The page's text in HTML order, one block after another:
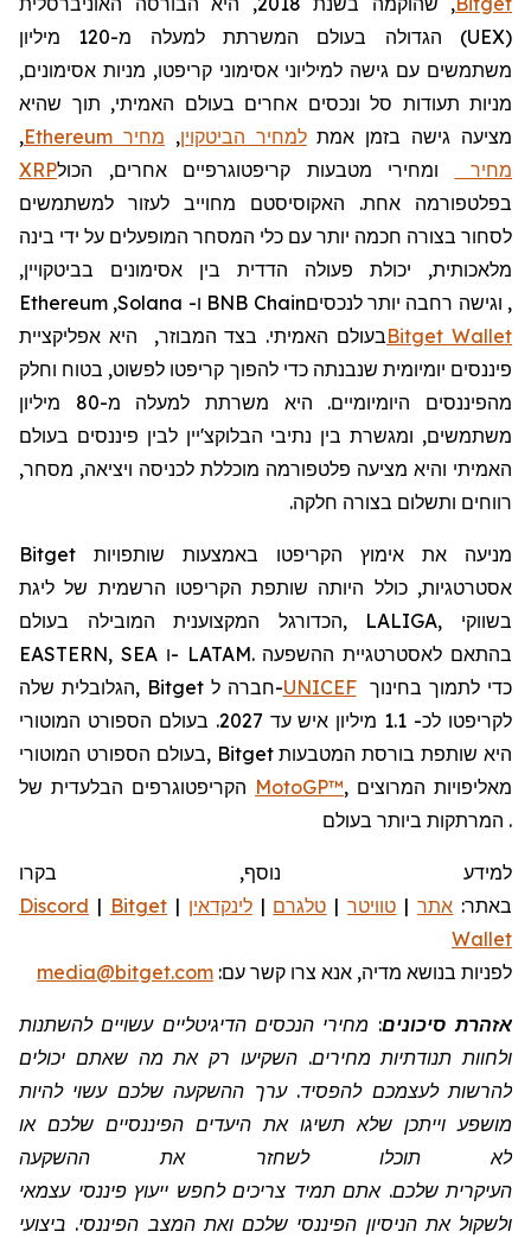
(
UEX
) הגדולה בעולם המשרתת למעלה מ-120
מיליון
משתמשים עם גישה למיליוני אסימוני קריפטו, מניות אסימונים,
מניות תעודות סל ונכסים אחרים בעולם האמיתי, תוך שהיא
מציעה גישה בזמן אמתלמחיר הביטקוין, מחיר Ethereum
,
מחיר
XRPומחירי מטבעות קריפטוגרפיים אחרים, הכול
בפלטפורמה אחת. האקוסיסטם מחוייב לעזור למשתמשים
לסחור בצורה חכמה יותר עם כלי המסחר המופעלים על ידי בינה
מלאכותית, יכולת פעולה הדדית בין אסימונים בביטקויין,
Ethereum ,Solana ו- BNB Chain, וגישה רחבה יותר לנכסים
בעולם האמיתי. בצד המבוזר,Bitget Wallet
היא אפליקציית
פיננסים יומיומית שנבנתה כדי להפוך קריפטו לפשוט, בטוח וחלק
מהפיננסים היומיומיים. היא
משרתת למעלה מ-80
מיליון
משתמשים, ומגשרת בין נתיבי הבלוקצ'יין לבין פיננסים בעולם
האמיתי והיא מציעה פלטפורמה מוכללת לכניסה ויציאה, מסחר,
רווחים ותשלום בצורה חלקה.
Bitget מניעה את אימוץ הקריפטו באמצעות שותפויות
אסטרטגיות, כולל היותה שותפת הקריפטו הרשמית של ליגת
הכדורגל המקצוענית המובילה בעולם, LALIGA, בשווקי
EASTERN, SEA ו- LATAM. בהתאם לאסטרטגיית ההשפעה
הגלובלית שלה, Bitget חברה ל-UNICEFכדי לתמוך בחינוך
לקריפטו לכ- 1.1 מיליון איש עד 2027. בעולם הספורט המוטורי
בעולם הספורט המוטורי, Bitget היא שותפת בורסת המטבעות
MotoGP™, מאליפויות המרוצים
המרתקות ביותר בעולם.
למידע נוסף, בקרו
באתר: אתר| טוויטר| טלגרם |לינקדאין |
Discord | Bitget
Wallet
לפניות בנושא מדיה, אנא צרו קשר עם: media@bitget.com
אזהרת סיכונים: מחירי הנכסים הדיגיטליים עשויים להשתנות
ולחוות תנודתיות מחירים. השקיעו רק את מה שאתם יכולים
להרשות לעצמכם להפסיד. ערך ההשקעה שלכם עשוי להיות
מושפע וייתכן שלא תשיגו את היעדים הפיננסיים שלכם או
לא תוכלו לשחזר את ההשקעה
העיקרית שלכם. אתם תמיד צריכים לחפש ייעוץ פיננסי עצמאי
ולשקול את הניסיון הפיננסי שלכם ואת המצב הפיננסי. ביצועי